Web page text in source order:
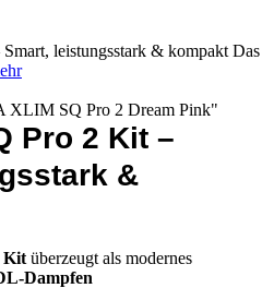
leistungsstark & kompakt Das
XLIM SQ Pro 2 Dream Pink"
Pro 2 Kit –
&
Kit überzeugt als modernes
Dampfen